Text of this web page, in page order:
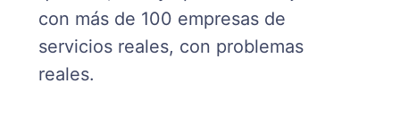
con más de 100 empresas de
servicios reales, con problemas
reales.